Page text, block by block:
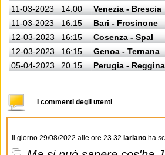
11-03-2023
14:00
Venezia - Brescia
11-03-2023
16:15
Bari - Frosinone
12-03-2023
16:15
Cosenza - Spal
12-03-2023
16:15
Genoa - Ternana
05-04-2023
20.15 Perugia - Reggina
I commenti degli utenti
Il giorno 29/08/2022 alle ore 23.32 lariano ha